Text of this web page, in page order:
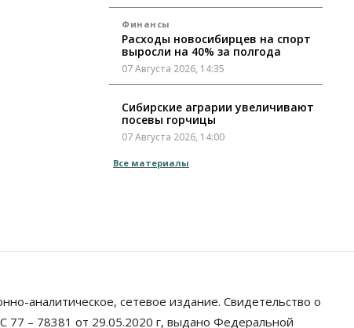
Финансы
Расходы новосибирцев на спорт
выросли на 40% за полгода
07 Августа 2026, 14:35
Сибирские аграрии увеличивают
посевы горчицы
07 Августа 2026, 14:00
Власть
«поставили машины на прикол»
07 Августа 2026, 13:00
Все материалы
аналитическое, сетевое издание. Свидетельство о
– 78381 от 29.05.2020 г, выдано Федеральной